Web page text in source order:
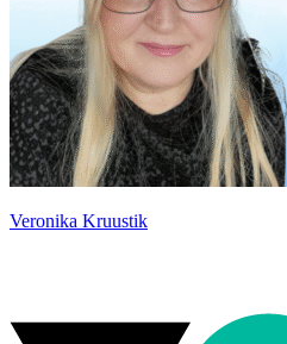
Veronika Kruustik